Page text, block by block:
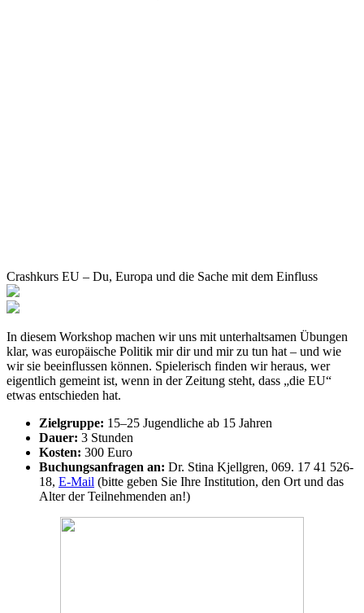
Crashkurs EU – Du, Europa und die Sache mit dem Einfluss
In diesem Workshop machen wir uns mit unterhaltsamen Übungen
klar, was europäische Politik mir dir und mir zu tun hat – und wie
wir sie beeinflussen können. Spielerisch finden wir heraus, wer
eigentlich gemeint ist, wenn in der Zeitung steht, dass „die EU“
etwas entschieden hat.
Zielgruppe: 15–25 Jugendliche ab 15 Jahren
Dauer: 3 Stunden
Kosten: 300 Euro
Buchungsanfragen an: Dr. Stina Kjellgren, 069. 17 41 526-
18, E-Mail (bitte geben Sie Ihre Institution, den Ort und das
Alter der Teilnehmenden an!)